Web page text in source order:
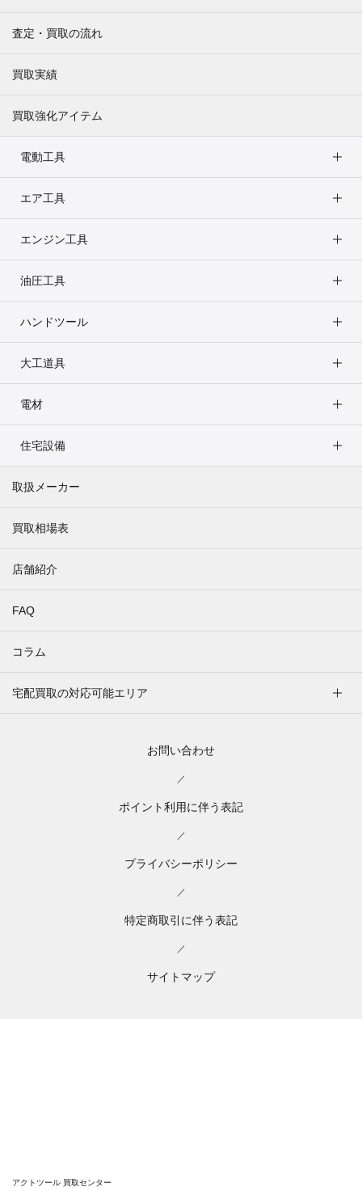
査定・買取の流れ
買取実績
買取強化アイテム
電動工具
エア工具
エンジン工具
油圧工具
ハンドツール
大工道具
電材
住宅設備
取扱メーカー
買取相場表
店舗紹介
FAQ
コラム
宅配買取の対応可能エリア
お問い合わせ
／
ポイント利用に伴う表記
／
プライバシーポリシー
／
特定商取引に伴う表記
／
サイトマップ
アクトツール 買取センター